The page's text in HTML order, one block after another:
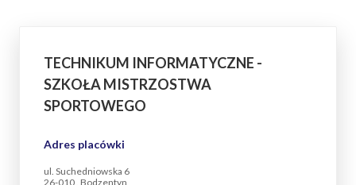
TECHNIKUM INFORMATYCZNE -
SZKOŁA MISTRZOSTWA
SPORTOWEGO
Adres placówki
ul. Suchedniowska 6
26-010 , Bodzentyn